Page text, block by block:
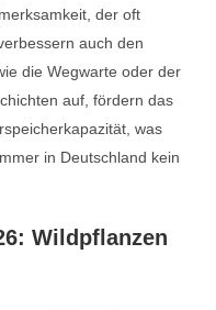
der oft
auch den
die Wegwarte oder der
auf, fördern das
was
in Deutschland kein
Wildpflanzen